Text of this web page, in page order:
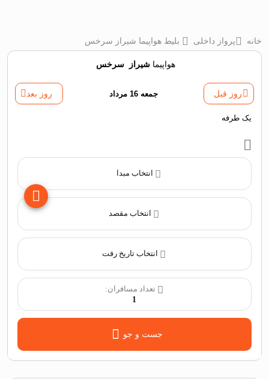
خانه پرواز داخلی بلیط هواپیما شیراز سرخس
هواپیما شیراز سرخس
روز قبل جمعه 16 مرداد روز بعد
یک طرفه
انتخاب مبدا
انتخاب مقصد
تعداد مسافران:
1
جست و جو